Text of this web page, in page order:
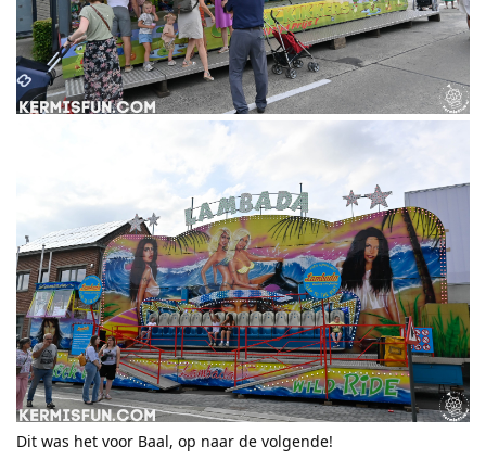
Dit was het voor Baal, op naar de volgende!